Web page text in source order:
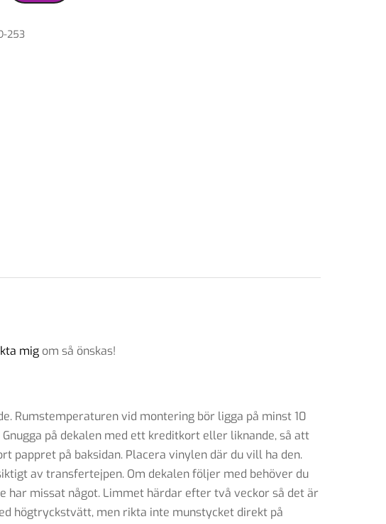
253
mig om så önskas!
Rumstemperaturen vid montering bör ligga på minst 10
på dekalen med ett kreditkort eller liknande, så att
pappret på baksidan. Placera vinylen där du vill ha den.
av transfertejpen. Om dekalen följer med behöver du
har missat något. Limmet härdar efter två veckor så det är
högtryckstvätt, men rikta inte munstycket direkt på